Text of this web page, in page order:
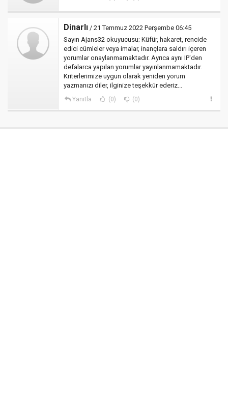
Dinarlı / 21 Temmuz 2022 Perşembe 06:45
Sayın Ajans32 okuyucusu; Küfür, hakaret, rencide
edici cümleler veya imalar, inançlara saldırı içeren
yorumlar onaylanmamaktadır. Ayrıca aynı IP'den
defalarca yapılan yorumlar yayınlanmamaktadır.
Kriterlerimize uygun olarak yeniden yorum
yazmanızı diler, ilginize teşekkür ederiz...
Yanıtla (0) (0)